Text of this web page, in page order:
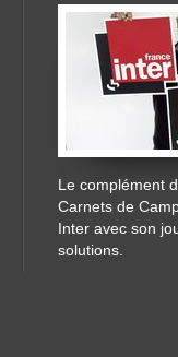
Le complément
Carnets de
Inter avec son
solutions.